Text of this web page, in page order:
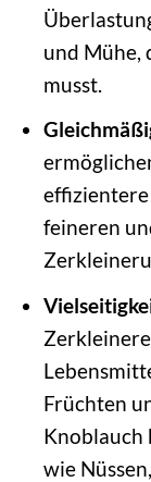
und Mühe,
musst.
effizientere
feineren
Früchten
Knoblauch
wie